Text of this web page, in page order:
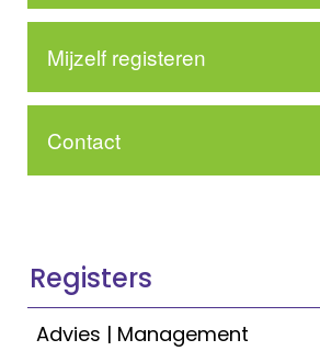
Mijzelf registeren
Contact
Registers
Advies | Management